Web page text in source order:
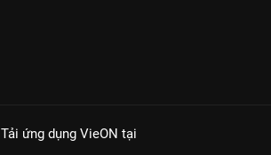
Tải ứng dụng VieON tại